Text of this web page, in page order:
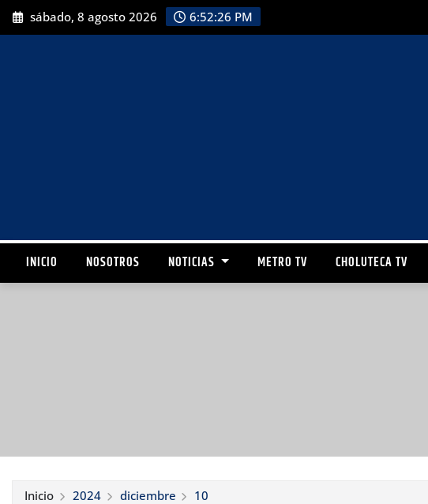
sábado, 8 agosto 2026 6:52:27 PM
INICIO NOSOTROS NOTICIAS METRO TV CHOLUTECA TV
Inicio 2024 diciembre 10